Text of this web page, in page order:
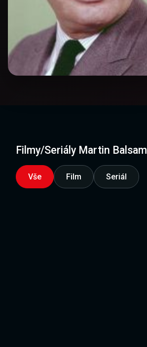
Filmy/Seriály Martin Balsam
Vše Film Seriál